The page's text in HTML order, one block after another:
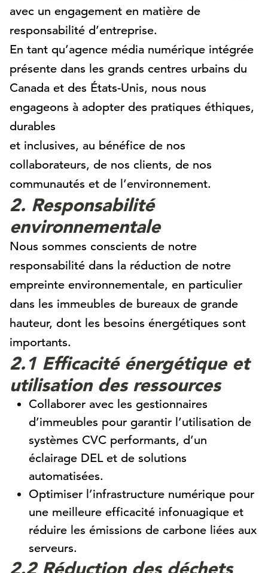
avec un engagement en matière de
responsabilité d’entreprise.
En tant qu’agence média numérique intégrée
présente dans les grands centres urbains du
Canada et des États-Unis, nous nous
engageons à adopter des pratiques éthiques,
durables
et inclusives, au bénéfice de nos
collaborateurs, de nos clients, de nos
communautés et de l’environnement.
2. Responsabilité
environnementale
Nous sommes conscients de notre
responsabilité dans la réduction de notre
empreinte environnementale, en particulier
dans les immeubles de bureaux de grande
hauteur, dont les besoins énergétiques sont
importants.
2.1 Efficacité énergétique et
utilisation des ressources
Collaborer avec les gestionnaires
d’immeubles pour garantir l’utilisation de
systèmes CVC performants, d’un
éclairage DEL et de solutions
automatisées.
Optimiser l’infrastructure numérique pour
une meilleure efficacité infonuagique et
réduire les émissions de carbone liées aux
serveurs.
2.2 Réduction des déchets